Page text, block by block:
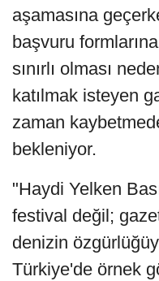
aşamasına
başvuru
sınırlı olması
katılmak isteyen
zaman
bekleniyor.
"Haydi Yelken
festival değil;
denizin
Türkiye'de örnek